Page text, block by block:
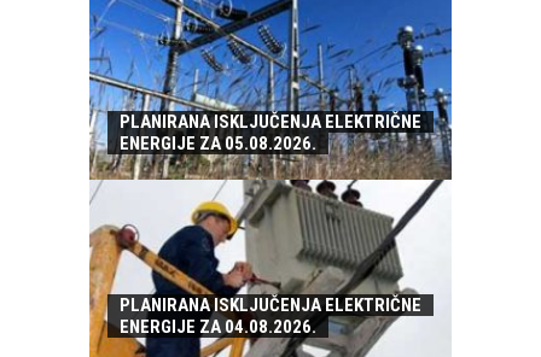
PLANIRANA ISKLJUČENJA ELEKTRIČNE
ENERGIJE ZA 05.08.2026.
PLANIRANA ISKLJUČENJA ELEKTRIČNE
ENERGIJE ZA 04.08.2026.